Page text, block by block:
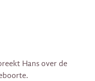
Hans over de